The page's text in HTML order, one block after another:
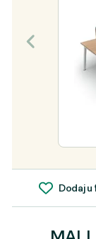
Dodaj